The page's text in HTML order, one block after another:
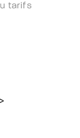
tarifs